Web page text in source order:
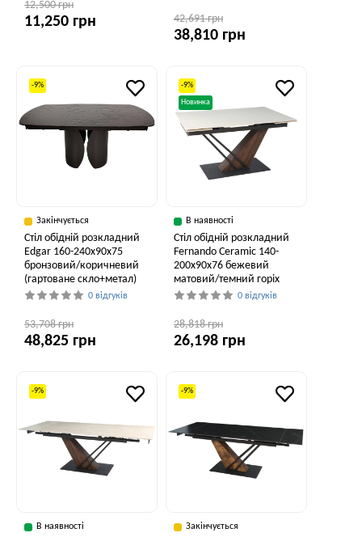
12,500 грн
11,250 грн 42,691 грн
38,810 грн
-9%
Закінчується
Стіл обідній розкладний
Edgar 160-240x90x75
бронзовий/коричневий
(гартоване скло+метал)
0 відгуків
53,708 грн
48,825 грн
-9%
Новинка
В наявності
Стіл обідній розкладний
Fernando Ceramic 140-
200x90x76 бежевий
матовий/темний горіх
0 відгуків
28,818 грн
26,198 грн
-9%
В наявності
-9%
Закінчується